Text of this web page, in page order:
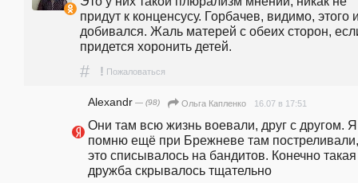
придут к конценсусу. Горбачев, видимо, этого
добивался. Жаль матерей с обеих сторон,
придется хоронить детей.
# ! Пожаловаться
Alexandr — (98) Ольга Капленко 16.07 в 17:51
Они там всю жизнь воевали, друг с другом. Я
помню ещё при Брежневе там
это списывалось на бандитов. Конечно такая
дружба скрывалось тщательно